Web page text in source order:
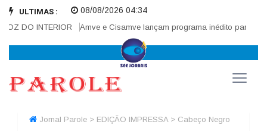
ULTIMAS :
DO INTERIOR Amve e Cisamve lançam programa inédito para
08/08/2026 04:34
Jornal Parole > EDIÇÃO IMPRESSA > Cabeço Negro